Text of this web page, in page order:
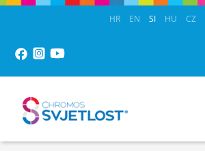
HR EN SI HU CZ